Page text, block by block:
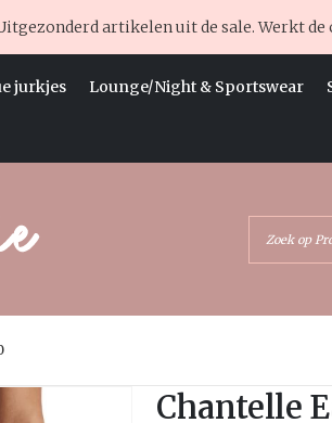
artikelen uit de sale. Werkt de
jurkjes Lounge/Night & Sportswear
Chantelle